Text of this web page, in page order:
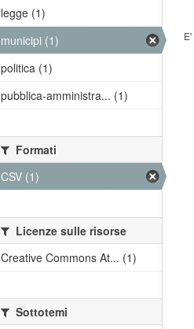
legge (1)
municipi (1)
politica (1)
pubblica-amministra... (1)
Formati
CSV (1)
Licenze sulle risorse
Creative Commons At... (1)
Sottotemi